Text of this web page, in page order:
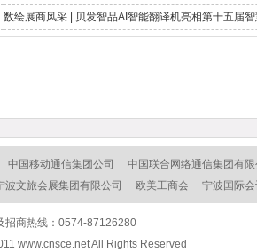
数绘展商风采 | 贝发智品AI智能翻译机亮相第十五届
中国移动通信集团公司 中国联合网络通信集团有限
波文旅会展集团有限公司 欧美工商会 宁波国际
招商热线：0574-87126280
www.cnsce.net All Rights Reserved